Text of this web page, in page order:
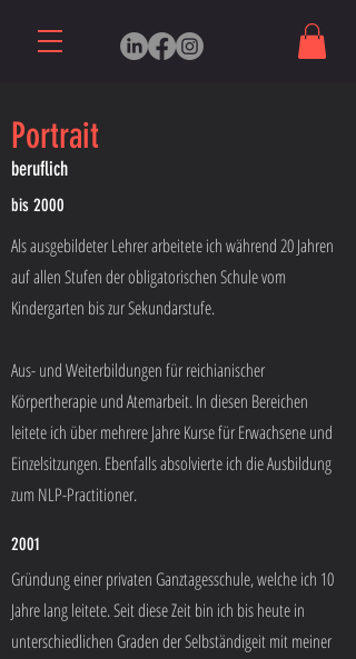
Portrait
beruflich
bis 2000
Als ausgebildeter Lehrer arbeitete ich während 20 Jahren
auf allen Stufen der obligatorischen Schule vom
Kindergarten bis zur Sekundarstufe.
Aus- und Weiterbildungen für reichianischer
Körpertherapie und Atemarbeit. In diesen Bereichen
leitete ich über mehrere Jahre Kurse für Erwachsene und
Einzelsitzungen. Ebenfalls absolvierte ich die Ausbildung
zum NLP-Practitioner.
2001
Gründung einer privaten Ganztagesschule, welche ich 10
Jahre lang leitete. Seit diese Zeit bin ich bis heute in
unterschiedlichen Graden der Selbständigeit mit meiner